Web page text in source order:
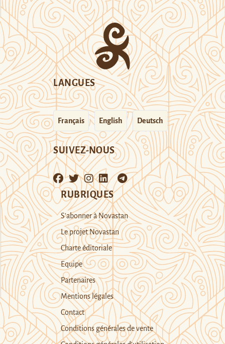
LANGUES
Français English Deutsch
SUIVEZ-NOUS
RUBRIQUES
S’abonner à Novastan
Le projet Novastan
Charte éditoriale
Equipe
Partenaires
Mentions légales
Contact
Conditions générales de vente